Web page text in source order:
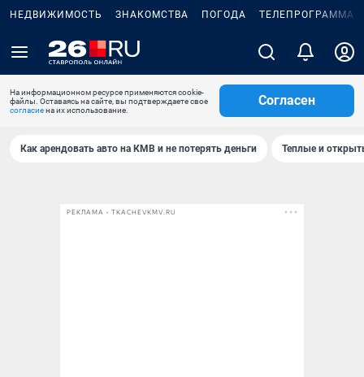
НЕДВИЖИМОСТЬ ЗНАКОМСТВА ПОГОДА ТЕЛЕПРОГРАММА
На информационном ресурсе применяются cookie-
файлы. Оставаясь на сайте, вы подтверждаете свое
согласиена их использование.
Согласен
Как арендовать авто на КМВ и не потерять деньги Теплые и
РЕКЛАМА • TKACHEVKMV.RU